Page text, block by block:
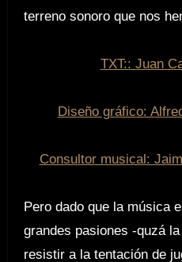
terreno sonoro que nos
TXT:: Juan
Diseño gráfico:
Consultor musical:
Pero dado que la música
grandes pasiones -quzá
resistir a la tentación de